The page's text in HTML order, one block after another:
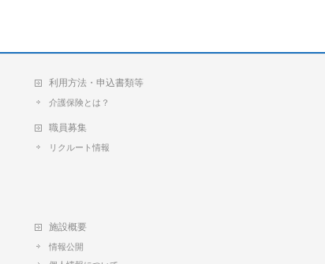
利用方法・申込書類等
介護保険とは？
職員募集
リクルート情報
施設概要
情報公開